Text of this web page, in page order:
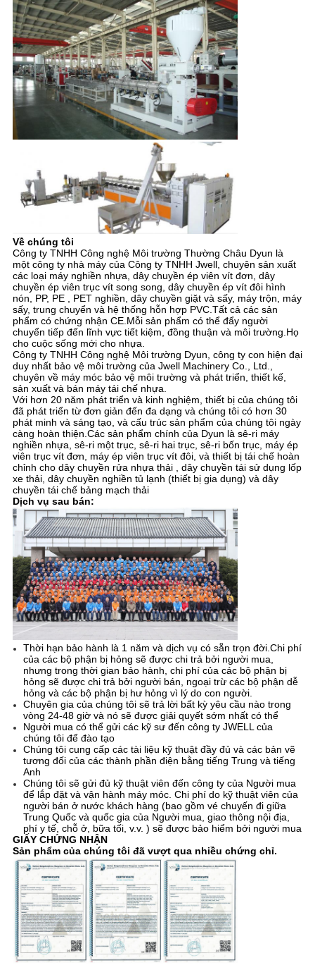
Về chúng tôi
Công ty TNHH Công nghệ Môi trường Thường Châu Dyun là
một công ty nhà máy của Công ty TNHH Jwell, chuyên sản xuất
các loại máy nghiền nhựa, dây chuyền ép viên vít đơn, dây
chuyền ép viên trục vít song song, dây chuyền ép vít đôi hình
nón, PP, PE , PET nghiền, dây chuyền giặt và sấy, máy trộn, máy
sấy, trung chuyển và hệ thống hỗn hợp PVC.Tất cả các sản
phẩm có chứng nhận CE.Mỗi sản phẩm có thể đẩy người
chuyển tiếp đến lĩnh vực tiết kiệm, đồng thuận và môi trường.Họ
cho cuộc sống mới cho nhựa.
Công ty TNHH Công nghệ Môi trường Dyun, công ty con hiện đại
duy nhất bảo vệ môi trường của Jwell Machinery Co., Ltd.,
chuyên về máy móc bảo vệ môi trường và phát triển, thiết kế,
sản xuất và bán máy tái chế nhựa.
Với hơn 20 năm phát triển và kinh nghiệm, thiết bị của chúng tôi
đã phát triển từ đơn giản đến đa dạng và chúng tôi có hơn 30
phát minh và sáng tạo, và cấu trúc sản phẩm của chúng tôi ngày
càng hoàn thiện.Các sản phẩm chính của Dyun là sê-ri máy
nghiền nhựa, sê-ri một trục, sê-ri hai trục, sê-ri bốn trục, máy ép
viên trục vít đơn, máy ép viên trục vít đôi, và thiết bị tái chế hoàn
chỉnh cho dây chuyền rửa nhựa thải , dây chuyền tái sử dụng lốp
xe thải, dây chuyền nghiền tủ lạnh (thiết bị gia dụng) và dây
chuyền tái chế bảng mạch thải
Dịch vụ sau bán:
Thời hạn bảo hành là 1 năm và dịch vụ có sẵn trọn đời.Chi phí
của các bộ phận bị hỏng sẽ được chi trả bởi người mua,
nhưng trong thời gian bảo hành, chi phí của các bộ phận bị
hỏng sẽ được chi trả bởi người bán, ngoại trừ các bộ phận dễ
hỏng và các bộ phận bị hư hỏng vì lý do con người.
Chuyên gia của chúng tôi sẽ trả lời bất kỳ yêu cầu nào trong
vòng 24-48 giờ và nó sẽ được giải quyết sớm nhất có thể
Người mua có thể gửi các kỹ sư đến công ty JWELL của
chúng tôi để đào tạo
Chúng tôi cung cấp các tài liệu kỹ thuật đầy đủ và các bản vẽ
tương đối của các thành phần điện bằng tiếng Trung và tiếng
Anh
Chúng tôi sẽ gửi đủ kỹ thuật viên đến công ty của Người mua
để lắp đặt và vận hành máy móc. Chi phí do kỹ thuật viên của
người bán ở nước khách hàng (bao gồm vé chuyến đi giữa
Trung Quốc và quốc gia của Người mua, giao thông nội địa,
phí y tế, chỗ ở, bữa tối, v.v. ) sẽ được bảo hiểm bởi người mua
GIẤY CHỨNG NHẬN
Sản phẩm của chúng tôi đã vượt qua nhiều chứng chỉ.